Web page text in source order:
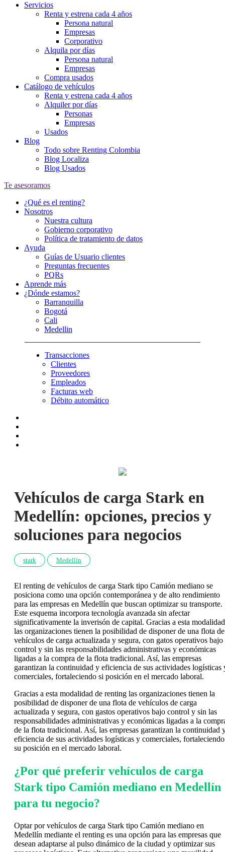
Servicios
Renta y estrena cada 4 años
Persona natural
Empresas
Corporativo
Alquila por días
Persona natural
Empresas
Compra usados
Catálogo de vehículos
Renta y estrena cada 4 años
Alquiler por días
Personas
Empresas
Usados
Blog
Todo sobre Renting Colombia
Blog Localiza
Blog Usados
Te asesoramos
¿Qué es el renting?
Nosotros
Nuestra cultura
Gobierno corporativo
Política de tratamiento de datos
Ayuda
Guías de Usuario clientes
Preguntas frecuentes
PQRs
Aprende más
¿Dónde estamos?
Barranquilla
Bogotá
Cali
Medellin
Transacciones
Clientes
Proveedores
Empleados
Facturas web
Débito automático
Vehículos de carga Stark en
Medellín: opciones, precios y
soluciones para negocios
stark Medellín
El renting de vehículos de carga Stark tipo Camión mediano se
posiciona como una opción contemporánea y de alto rendimiento
para las empresas en Medellín que buscan optimizar su transporte.
Este esquema incorpora tecnología avanzada sin afectar
significativamente la inverisón de capital. Gracias a esta
las organizaciones tienen la posibilidad de disponer de una flota de
vehículos de carga actualizada y segura, con gatos operativos bajo
control y sin las responsabilidades administrativas y económicas
ligadas a la compra de la flota tradicional. Así, las empresas
garantizan la continuidad y eficiencia de sus actividades logísticas
comerciales, fortaleciendo si posición en el mercado laboral.
Gracias a esta modalidad de renting las organizaciones tienen la
posibilidad de disponer de una flota de vehículos de carga
actualizada y segura, con gastos operativos bajo control y sin las
responsabilidades administrativas y económicas ligadas a la
de la flota tradicional. Así, las empresas garantizan la continuidad
eficiencia de sus actividades logísticas y comerciales, fortaleciendo
su posición en el mercado laboral.
¿Por qué preferir vehículos de carga
Stark tipo Camión mediano en Medellín
para tu negocio?
Optar por vehículos de carga Stark tipo Camión mediano en
Medellín mediante el renting es una opción para las empresas que
desean adaptarse al pulso dinámico de la ciudad y optimizar sus